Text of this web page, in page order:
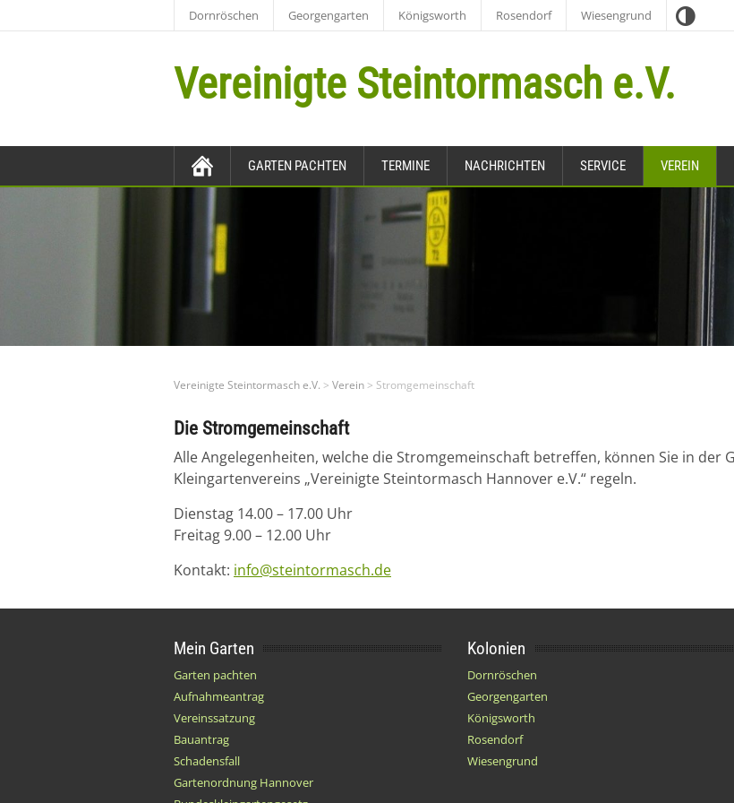
Dornröschen Georgengarten Königsworth Rosendorf Wiesengrund
Vereinigte Steintormasch e.V.
ZURÜCK ZUR STARTSEITE
GARTEN PACHTEN TERMINE NACHRICHTEN SERVICE VEREIN
Vereinigte Steintormasch e.V. > Verein > Stromgemeinschaft
Die Stromgemeinschaft
Alle Angelegenheiten, welche die Stromgemeinschaft betreffen, können Sie in der
Kleingartenvereins „Vereinigte Steintormasch Hannover e.V.“ regeln.
Dienstag 14.00 – 17.00 Uhr
Freitag 9.00 – 12.00 Uhr
Kontakt: info@steintormasch.de
Mein Garten
Garten pachten
Aufnahmeantrag
Vereinssatzung
Bauantrag
Schadensfall
Gartenordnung Hannover
Kolonien
Dornröschen
Georgengarten
Königsworth
Rosendorf
Wiesengrund